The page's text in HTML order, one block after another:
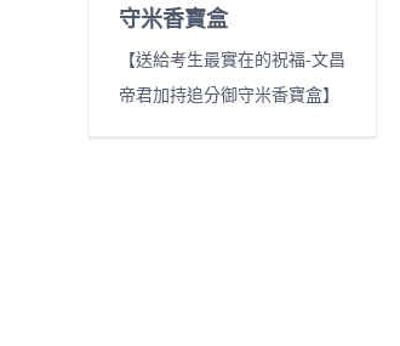
守米香寶盒
【送給考生最實在的祝福-文昌
帝君加持追分御守米香寶盒】